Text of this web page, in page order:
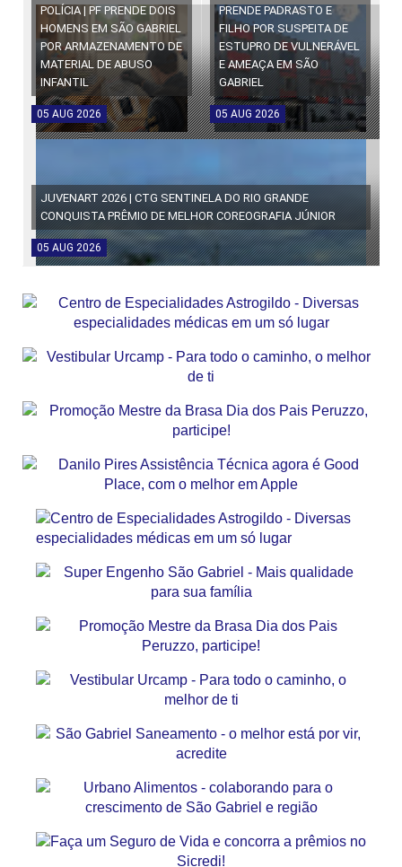
POLÍCIA | PF PRENDE DOIS
HOMENS EM SÃO GABRIEL
POR ARMAZENAMENTO DE
MATERIAL DE ABUSO
INFANTIL
05 AUG 2026
PRENDE PADRASTO E
FILHO POR SUSPEITA DE
ESTUPRO DE VULNERÁVEL
E AMEAÇA EM SÃO
GABRIEL
05 AUG 2026
JUVENART 2026 | CTG SENTINELA DO RIO GRANDE
CONQUISTA PRÊMIO DE MELHOR COREOGRAFIA JÚNIOR
05 AUG 2026